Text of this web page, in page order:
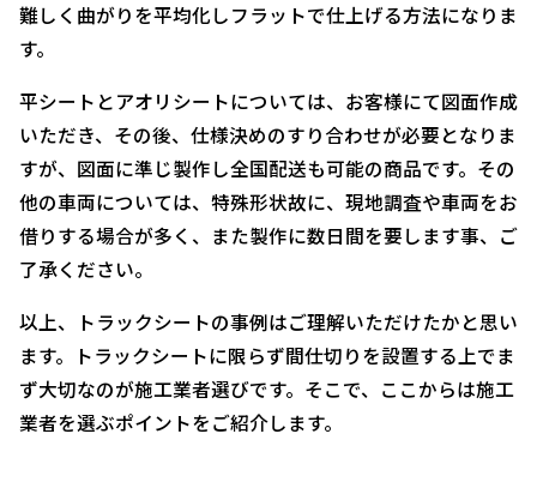
難しく曲がりを平均化しフラットで仕上げる方法になりま
す。
平シートとアオリシートについては、お客様にて図面作成
いただき、その後、仕様決めのすり合わせが必要となりま
すが、図面に準じ製作し全国配送も可能の商品です。その
他の車両については、特殊形状故に、現地調査や車両をお
借りする場合が多く、また製作に数日間を要します事、ご
了承ください。
以上、トラックシートの事例はご理解いただけたかと思い
ます。トラックシートに限らず間仕切りを設置する上でま
ず大切なのが施工業者選びです。そこで、ここからは施工
業者を選ぶポイントをご紹介します。